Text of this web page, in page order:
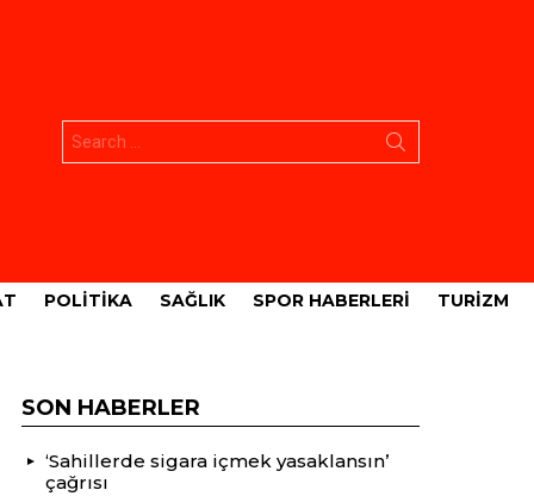
POLITIKA SAĞLIK SPOR HABERLERI TURIZM
SON HABERLER
‘Sahillerde sigara içmek yasaklansın’
çağrısı